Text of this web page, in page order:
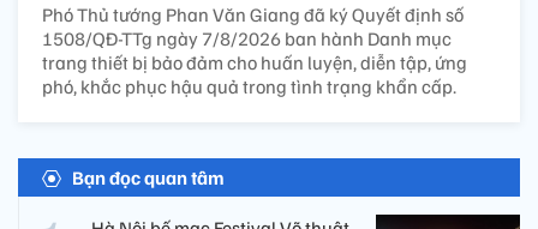
Phó Thủ tướng Phan Văn Giang đã ký Quyết định số
1508/QĐ-TTg ngày 7/8/2026 ban hành Danh mục
trang thiết bị bảo đảm cho huấn luyện, diễn tập, ứng
phó, khắc phục hậu quả trong tình trạng khẩn cấp.
Bạn đọc quan tâm